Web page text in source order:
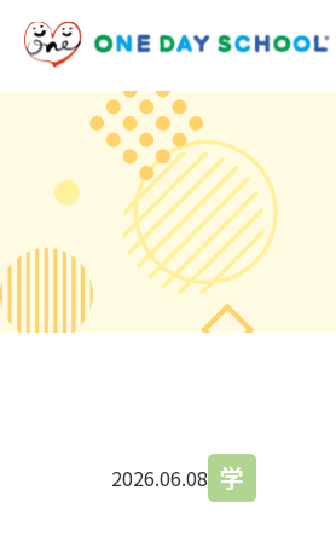
2026.06.08 学